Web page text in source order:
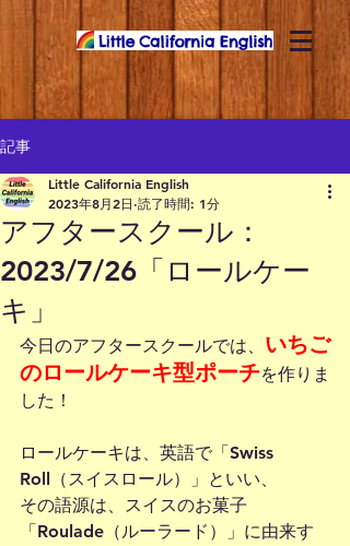
記事
アフタースクール：
2023/7/26「ロールケー
キ」
Little California English
2023年8月2日 読了時間: 1分
今日のアフタースクールでは、 いちご
のロールケーキ型ポーチを作りま
した！
ロールケーキは、英語で「Swiss
Roll（スイスロール）」といい、
その語源は、スイスのお菓子
「Roulade（ルーラード）」に由来す